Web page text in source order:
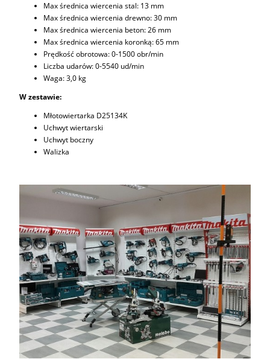
Max średnica wiercenia stal: 13 mm
Max średnica wiercenia drewno: 30 mm
Max średnica wiercenia beton: 26 mm
Max średnica wiercenia koronką: 65 mm
Prędkość obrotowa: 0-1500 obr/min
Liczba udarów: 0-5540 ud/min
Waga: 3,0 kg
W zestawie:
Młotowiertarka D25134K
Uchwyt wiertarski
Uchwyt boczny
Walizka